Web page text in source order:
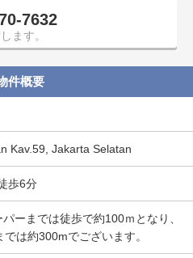
7632
ます。
件概要
Kav.59, Jakarta Selatan
歩6分
ーまでは徒歩で約100ｍとなり、
は約300mでございます。